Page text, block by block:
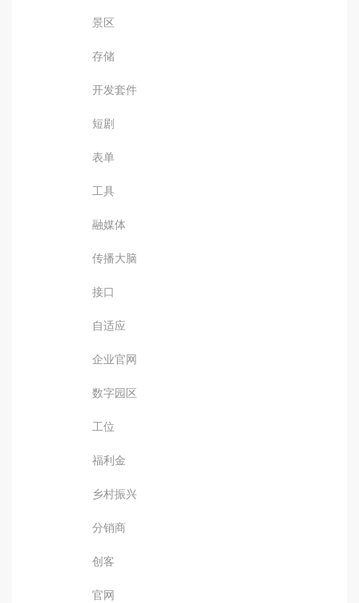
景区
存储
开发套件
短剧
表单
工具
融媒体
传播大脑
接口
自适应
企业官网
数字园区
工位
福利金
乡村振兴
分销商
创客
官网